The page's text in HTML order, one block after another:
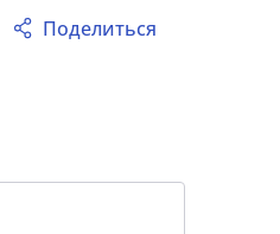
Поделиться